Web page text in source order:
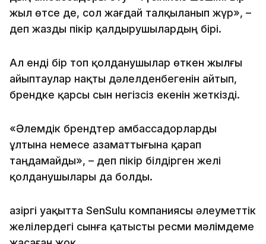
жыл өтсе де, сол жағдай талқыланып жүр», –
деп жазды пікір қалдырушылардың бірі.
Ал енді бір топ қолданушылар өткен жылғы
айыптаулар нақты дәлелденбегенін айтып,
брендке қарсы сын негізсіз екенін жеткізді.
«Әлемдік брендтер амбассадорларды
ұлтына немесе азаматтығына қарап
таңдамайды», – деп пікір білдірген желі
қолданушылары да болды.
Қазіргі уақытта SenSulu компаниясы әлеуметтік
желілердегі сынға қатысты ресми мәлімдеме